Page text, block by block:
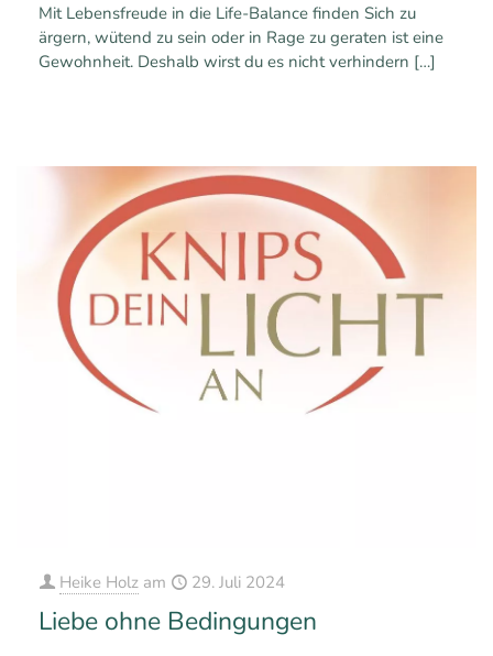
Mit Lebensfreude in die Life-Balance finden Sich zu
ärgern, wütend zu sein oder in Rage zu geraten ist eine
Gewohnheit. Deshalb wirst du es nicht verhindern […]
Heike Holz am 29. Juli 2024
Liebe ohne Bedingungen